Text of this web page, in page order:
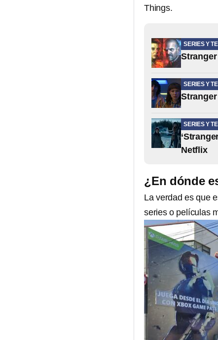
Things.
SERIES Y
SERIES Y
SERIES Y
Netflix
¿En dónde
La verdad es que
series o películas